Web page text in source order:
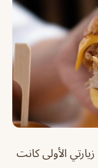
زيارتي الأولى كانت